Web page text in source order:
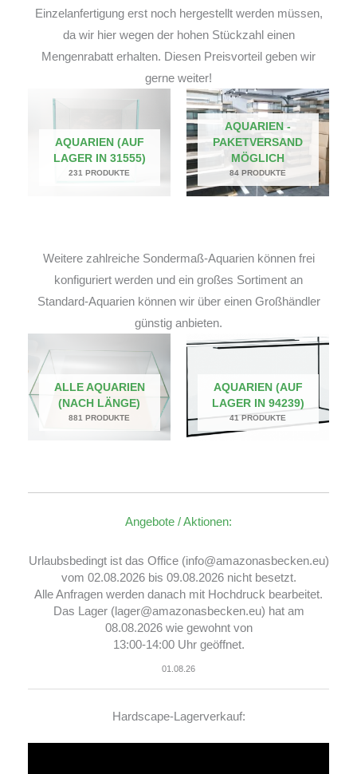
Einzelanfertigung erst noch hergestellt werden müssen,
da wir hier wegen der hohen Stückzahl einen
Mengenrabatt erhalten. Diesen Preisvorteil geben wir
gerne weiter!
AQUARIEN (AUF
LAGER IN 31555)
231 PRODUKTE
AQUARIEN -
PAKETVERSAND
MÖGLICH
84 PRODUKTE
Weitere zahlreiche Sondermaß-Aquarien können frei
konfiguriert werden und ein großes Sortiment an
Standard-Aquarien können wir über einen Großhändler
günstig anbieten.
ALLE AQUARIEN
(NACH LÄNGE)
881 PRODUKTE
AQUARIEN (AUF
LAGER IN 94239)
41 PRODUKTE
Angebote / Aktionen:
Urlaubsbedingt ist das Office (info@amazonasbecken.eu)
vom 02.08.2026 bis 09.08.2026 nicht besetzt.
Alle Anfragen werden danach mit Hochdruck bearbeitet.
Das Lager (lager@amazonasbecken.eu) hat am
08.08.2026 wie gewohnt von
13:00-14:00 Uhr geöffnet.
01.08.26
Hardscape-Lagerverkauf: